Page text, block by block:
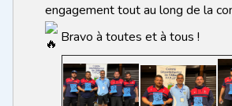
engagement tout au long de la
Bravo à toutes et à tous !